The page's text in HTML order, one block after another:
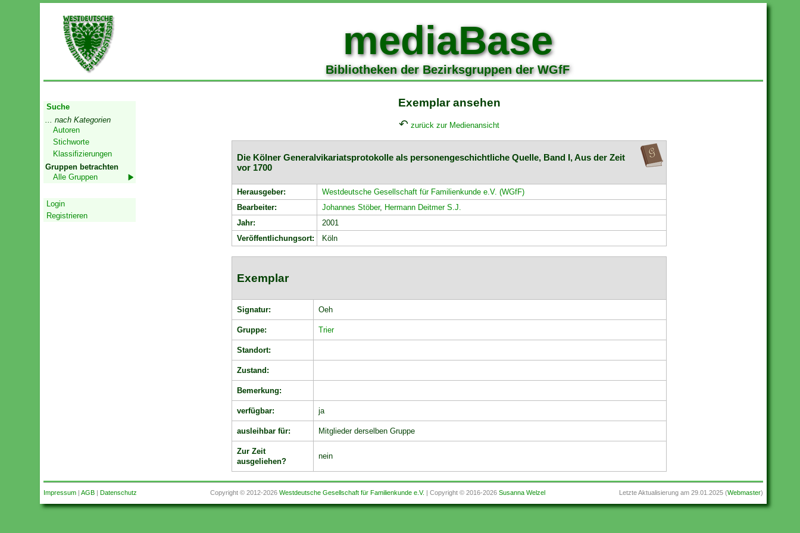
mediaBase
Bibliotheken der Bezirksgruppen der WGfF
Suche
... nach Kategorien
Autoren
Stichworte
Klassifizierungen
Gruppen betrachten
Alle Gruppen
Login
Registrieren
Exemplar ansehen
↶ zurück zur Medienansicht
Die Kölner Generalvikariatsprotokolle als personengeschichtliche Quelle, Band I, Aus der Zeit
vor 1700
Herausgeber:
Westdeutsche Gesellschaft für Familienkunde e.V. (WGfF)
Bearbeiter:
Johannes Stöber, Hermann Deitmer S.J.
Jahr:
2001
Veröffentlichungsort:
Köln
Exemplar
Signatur: Oeh
Gruppe: Trier
Standort:
Zustand:
Bemerkung:
verfügbar: ja
ausleihbar für: Mitglieder derselben Gruppe
Zur Zeit
ausgeliehen?
nein
Impressum| AGB| Datenschutz Letzte Aktualisierung am29.01.2025(Webmaster)
Copyright © 2012-2026Westdeutsche Gesellschaft für Familienkunde e.V. | Copyright © 2016-2026Susanna Welzel